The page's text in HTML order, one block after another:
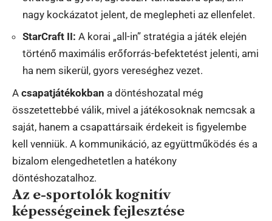
nagy kockázatot jelent, de meglepheti az ellenfelet.
StarCraft II: A korai „all-in” stratégia a játék elején
történő maximális erőforrás-befektetést jelenti, ami
ha nem sikerül, gyors vereséghez vezet.
A csapatjátékokban a döntéshozatal még
összetettebbé válik, mivel a játékosoknak nemcsak a
saját, hanem a csapattársaik érdekeit is figyelembe
kell venniük. A kommunikáció, az együttműködés és a
bizalom elengedhetetlen a hatékony
döntéshozatalhoz.
Az e-sportolók kognitív
képességeinek fejlesztése